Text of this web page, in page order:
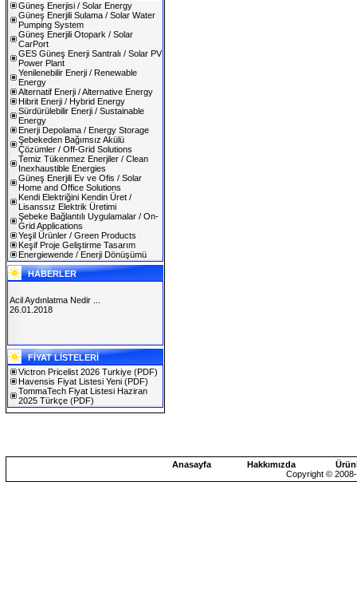
Güneş Enerjisi / Solar Energy
Güneş Enerjili Sulama / Solar Water
Pumping System
Güneş Enerjili Otopark / Solar
CarPort
GES Güneş Enerji Santralı / Solar PV
Power Plant
Yenilenebilir Enerji / Renewable
Energy
Alternatif Enerji / Alternative Energy
Hibrit Enerji / Hybrid Energy
Sürdürülebilir Enerji / Sustainable
Energy
Enerji Depolama / Energy Storage
Şebekeden Bağımsız Akülü
Çözümler / Off-Grid Solutions
Temiz Tükenmez Enerjiler / Clean
Inexhaustible Energies
Güneş Enerjili Ev ve Ofis / Solar
Home and Office Solutions
Kendi Elektriğini Kendin Üret /
Lisanssız Elektrik Üretimi
Şebeke Bağlantılı Uygulamalar / On-
Grid Applications
Yeşil Ürünler / Green Products
Keşif Proje Geliştirme Tasarım
Energiewende / Enerji Dönüşümü
HABERLER
SOLAREX ISTANBUL 2019
30.01.2019
Acil Aydınlatma Nedir ...
26.01.2018
FİYAT LİSTELERİ
Victron Pricelist 2026 Turkiye (PDF)
Havensis Fiyat Listesi Yeni (PDF)
TommaTech Fiyat Listesi Haziran
2025 Türkçe (PDF)
Anasayfa Hakkımızda
Copyright ©